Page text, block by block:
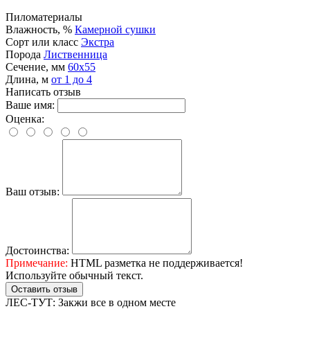
Пиломатериалы
Влажность, % Камерной сушки
Сорт или класс Экстра
Порода Лиственница
Сечение, мм 60x55
Длина, м от 1 до 4
Написать отзыв
Ваше имя:
Оценка:
Ваш отзыв:
Достоинства:
Примечание: HTML разметка не поддерживается!
Используйте обычный текст.
Оставить отзыв
ЛЕС-ТУТ: Закжи все в одном месте